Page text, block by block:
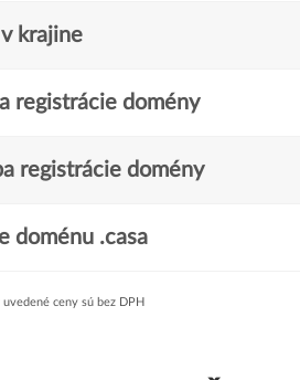
krajine
registrácie domény
registrácie domény
doménu .casa
ceny sú bez DPH